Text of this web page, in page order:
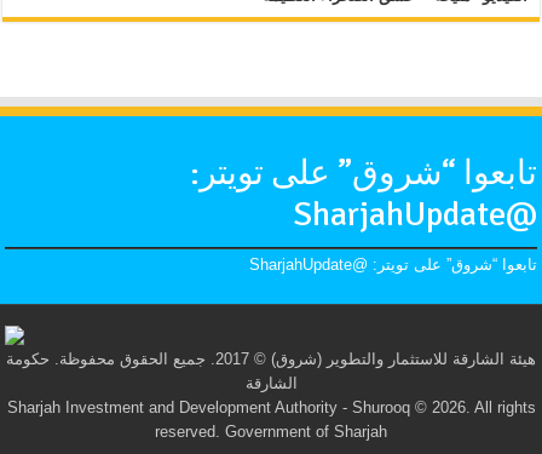
تابعوا “شروق” على تويتر:
@SharjahUpdate
تابعوا “شروق” على تويتر: @SharjahUpdate
هيئة الشارقة للاستثمار والتطوير (شروق) © 2017. جميع الحقوق محفوظة. حكومة
الشارقة
Sharjah Investment and Development Authority - Shurooq © 2026. All rights
reserved. Government of Sharjah